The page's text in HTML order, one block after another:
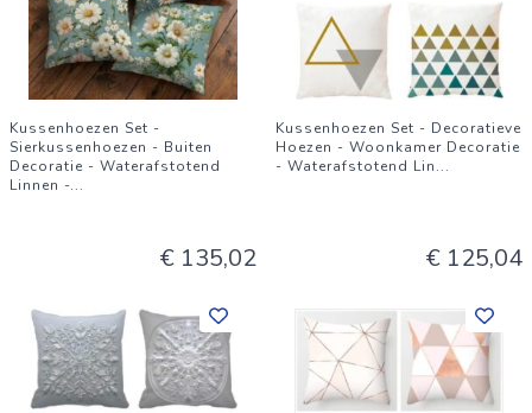
Kussenhoezen Set -
Sierkussenhoezen - Buiten
Decoratie - Waterafstotend
Linnen -...
€ 135,02
Kussenhoezen Set - Decoratieve
Hoezen - Woonkamer Decoratie
- Waterafstotend Lin...
€ 125,04